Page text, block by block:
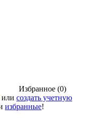
Избранное (0)
или создать учетную
избранные!